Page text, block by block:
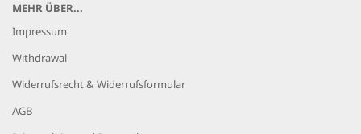
MEHR ÜBER...
Impressum
Withdrawal
Widerrufsrecht & Widerrufsformular
AGB